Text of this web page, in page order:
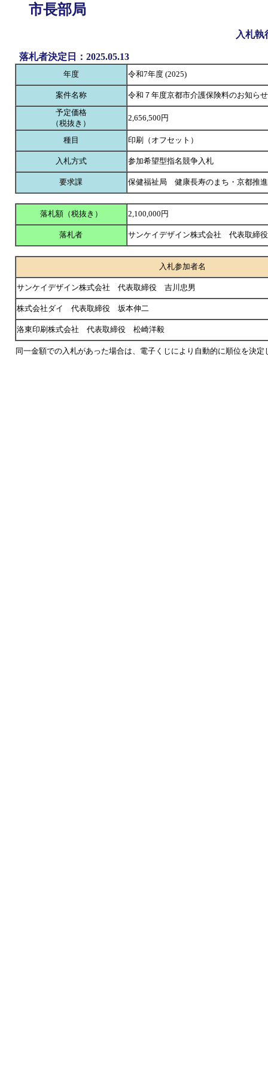
市長部局
入札執
落札者決定日：2025.05.13
年度 令和7年度 (2025)
案件名称
令和７年度京都市介護保険料のお知ら
予定価格
（税抜き）
2,656,500円
種目 印刷（オフセット）
入札方式 参加希望型指名競争入札
要求課 保健福祉局 健康長寿のまち・京都推
落札額（税抜き） 2,100,000円
落札者 サンケイデザイン株式会社 代表取締
入札参加者名
サンケイデザイン株式会社 代表取締役 吉川忠男
株式会社ダイ 代表取締役 坂本伸二
洛東印刷株式会社 代表取締役 松崎洋毅
同一金額での入札があった場合は、電子くじにより自動的に順位を決定